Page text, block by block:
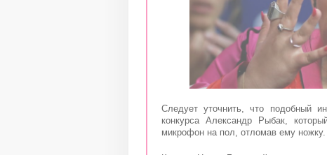
Следует уточнить, что подобный
конкурса Александр Рыбак,
микрофон на пол, отломав ему ножку.